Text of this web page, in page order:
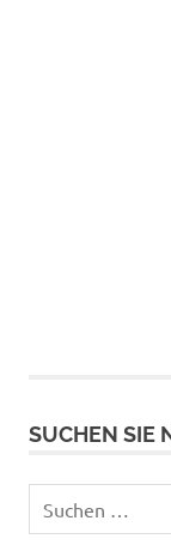
SUCHEN SIE
nach: